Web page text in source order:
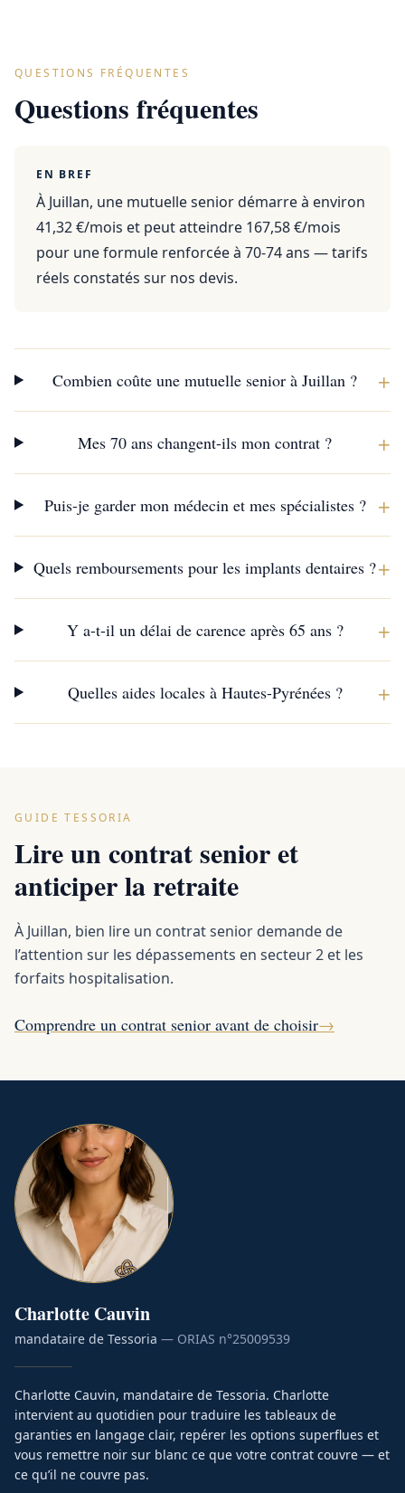
QUESTIONS FRÉQUENTES
Questions fréquentes
EN BREF
À Juillan, une mutuelle senior démarre à environ
41,32 €/mois et peut atteindre 167,58 €/mois
pour une formule renforcée à 70-74 ans — tarifs
réels constatés sur nos devis.
Combien coûte une mutuelle senior à Juillan ? +
Mes 70 ans changent-ils mon contrat ? +
Puis-je garder mon médecin et mes spécialistes ? +
Quels remboursements pour les implants dentaires ?+
Y a-t-il un délai de carence après 65 ans ? +
Quelles aides locales à Hautes-Pyrénées ? +
GUIDE TESSORIA
Lire un contrat senior et
anticiper la retraite
À Juillan, bien lire un contrat senior demande de
l’attention sur les dépassements en secteur 2 et les
forfaits hospitalisation.
Comprendre un contrat senior avant de choisir→
Charlotte Cauvin
mandataire de Tessoria — ORIAS n°25009539
Charlotte Cauvin, mandataire de Tessoria. Charlotte
intervient au quotidien pour traduire les tableaux de
garanties en langage clair, repérer les options superflues et
vous remettre noir sur blanc ce que votre contrat couvre — et
ce qu’il ne couvre pas.